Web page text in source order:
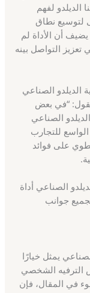
الديلدو لفهم
لتوسيع نطاق
يضيف أن الأداة لم
التواصل بينه
الديلدو الصناعي
“في بعض
الصناعي
للتجارب
على فوائد
الصناعي أداة
جوانب
يمثل خيارًا
الترفيه الشخصي
في المقال، فإن